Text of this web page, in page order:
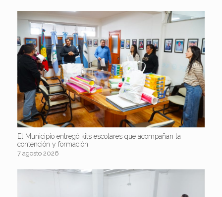
El Municipio entregó kits escolares que acompañan la
contención y formación
7 agosto 2026